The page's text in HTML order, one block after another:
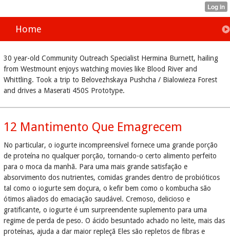
Home
30 year-old Community Outreach Specialist Hermina Burnett, hailing
from Westmount enjoys watching movies like Blood River and
Whittling. Took a trip to Belovezhskaya Pushcha / Bialowieza Forest
and drives a Maserati 450S Prototype.
12 Mantimento Que Emagrecem
No particular, o iogurte incompreensível fornece uma grande porção
de proteína no qualquer porção, tornando-o certo alimento perfeito
para o moca da manhã. Para uma mais grande satisfação e
absorvimento dos nutrientes, comidas grandes dentro de probióticos
tal como o iogurte sem doçura, o kefir bem como o kombucha são
ótimos aliados do emaciação saudável. Cremoso, delicioso e
gratificante, o iogurte é um surpreendente suplemento para uma
regime de perda de peso. O ácido besuntado achado no leite, mais das
proteínas, ajuda a dar maior repleçã Eles são repletos de fibras e